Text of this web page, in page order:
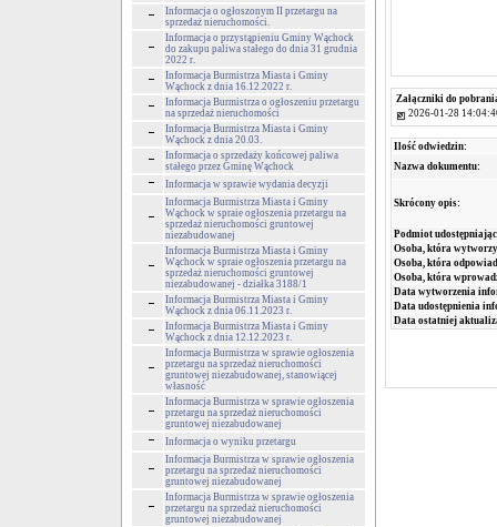
Informacja o ogłoszonym II przetargu na
sprzedaż nieruchomości.
Informacja o przystąpieniu Gminy Wąchock
do zakupu paliwa stałego do dnia 31 grudnia
2022 r.
Informacja Burmistrza Miasta i Gminy
Wąchock z dnia 16.12.2022 r.
Informacja Burmistrza o ogłoszeniu przetargu
na sprzedaż nieruchomości
Informacja Burmistrza Miasta i Gminy
Wąchock z dnia 20.03.
Informacja o sprzedaży końcowej paliwa
stałego przez Gminę Wąchock
Informacja w sprawie wydania decyzji
Informacja Burmistrza Miasta i Gminy
Wąchock w spraie ogłoszenia przetargu na
sprzedaż nieruchomości gruntowej
niezabudowanej
Informacja Burmistrza Miasta i Gminy
Wąchock w spraie ogłoszenia przetargu na
sprzedaż nieruchomości gruntowej
niezabudowanej - działka 3188/1
Informacja Burmistrza Miasta i Gminy
Wąchock z dnia 06.11.2023 r.
Informacja Burmistrza Miasta i Gminy
Wąchock z dnia 12.12.2023 r.
Informacja Burmistrza w sprawie ogłoszenia
przetargu na sprzedaż nieruchomości
gruntowej niezabudowanej, stanowiącej
własność
Informacja Burmistrza w sprawie ogłoszenia
przetargu na sprzedaż nieruchomości
gruntowej niezabudowanej
Informacja o wyniku przetargu
Informacja Burmistrza w sprawie ogłoszenia
przetargu na sprzedaż nieruchomości
gruntowej niezabudowanej
Informacja Burmistrza w sprawie ogłoszenia
przetargu na sprzedaż nieruchomości
gruntowej niezabudowanej
Załączniki do
2026-01-28
Ilość odwiedzin:
Nazwa dokumentu:
Skrócony opis:
Podmiot
Osoba, która
Osoba, która
Osoba, która
Data wytworzenia
Data udostępnienia
Data ostatniej